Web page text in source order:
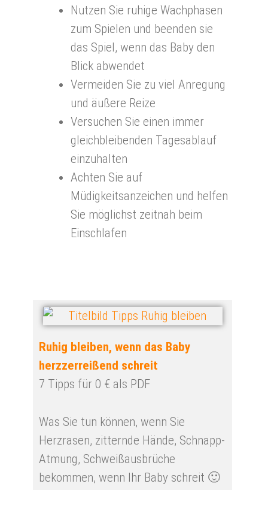
Nutzen Sie ruhige Wachphasen
zum Spielen und beenden sie
das Spiel, wenn das Baby den
Blick abwendet
Vermeiden Sie zu viel Anregung
und äußere Reize
Versuchen Sie einen immer
gleichbleibenden Tagesablauf
einzuhalten
Achten Sie auf
Müdigkeitsanzeichen und helfen
Sie möglichst zeitnah beim
Einschlafen
Ruhig bleiben, wenn das Baby
herzzerreißend schreit
7 Tipps für 0 € als PDF
Was Sie tun können, wenn Sie
Herzrasen, zitternde Hände, Schnapp-
Atmung, Schweißausbrüche
bekommen, wenn Ihr Baby schreit 🙂